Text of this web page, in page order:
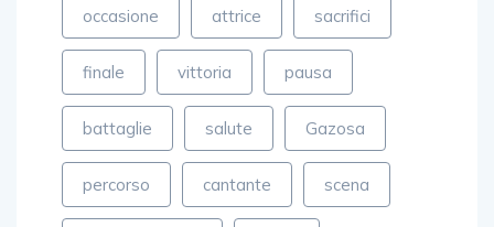
occasione attrice sacrifici
finale vittoria pausa
battaglie salute Gazosa
percorso cantante scena